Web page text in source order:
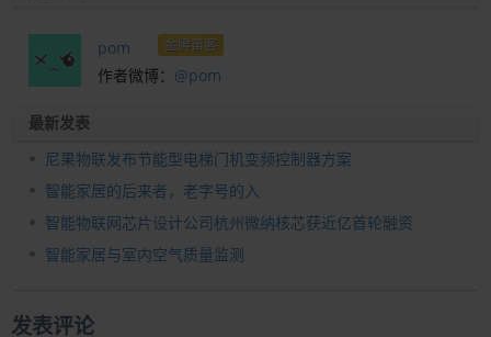
pom 金牌笛客
作者微博： @pom
最新发表
尼果物联发布节能型电梯门机变频控制器方案
智能家居的后来者，老字号的入
智能物联网芯片设计公司杭州微纳核芯获近亿首轮融资
智能家居与室内空气质量监测
发表评论